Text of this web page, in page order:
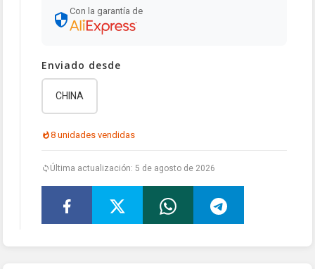
Con la garantía de
Enviado desde
CHINA
8 unidades vendidas
Última actualización: 5 de agosto de 2026